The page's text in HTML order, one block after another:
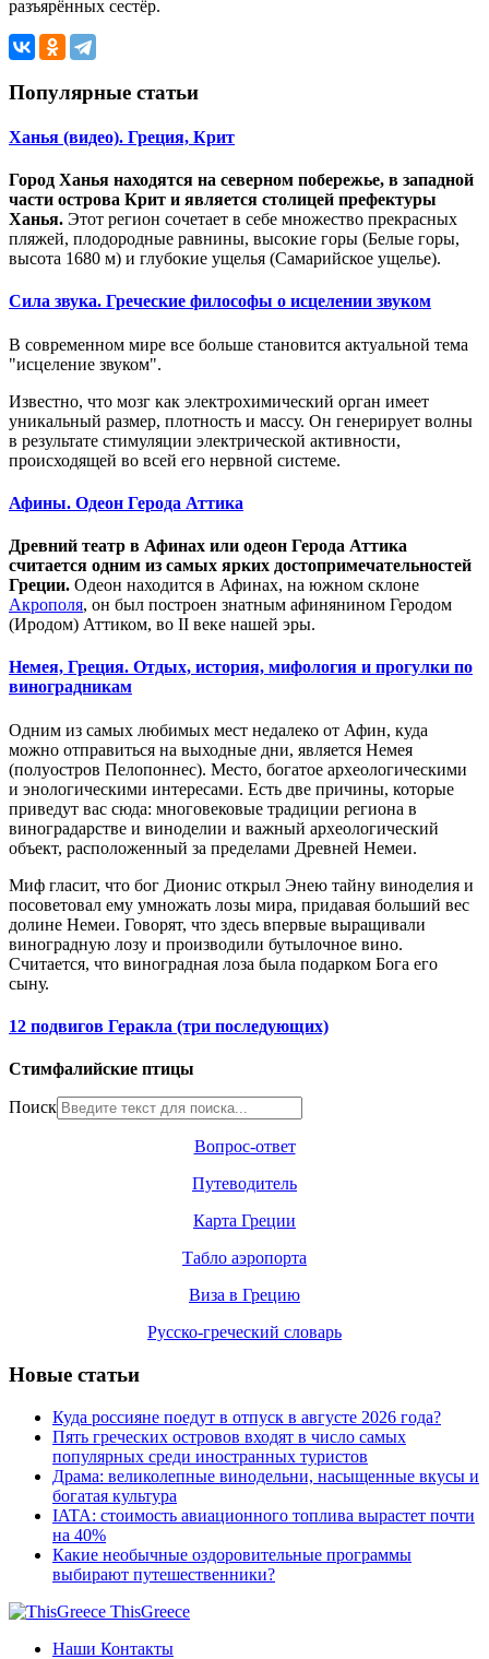
разъярённых сестёр.
Популярные статьи
Ханья (видео). Греция, Крит
Город Ханья находятся на северном побережье, в западной
части острова Крит и является столицей префектуры
Ханья. Этот регион сочетает в себе множество прекрасных
пляжей, плодородные равнины, высокие горы (Белые горы,
высота 1680 м) и глубокие ущелья (Самарийское ущелье).
Сила звука. Греческие философы о исцелении звуком
В современном мире все больше становится актуальной тема
"исцеление звуком".
Известно, что мозг как электрохимический орган имеет
уникальный размер, плотность и массу. Он генерирует волны
в результате стимуляции электрической активности,
происходящей во всей его нервной системе.
Афины. Одеон Герода Аттика
Древний театр в Афинах или одеон Герода Аттика
считается одним из самых ярких достопримечательностей
Греции. Одеон находится в Афинах, на южном склоне
Акрополя, он был построен знатным афинянином Геродом
(Иродом) Аттиком, во II веке нашей эры.
Немея, Греция. Отдых, история, мифология и прогулки по
виноградникам
Одним из самых любимых мест недалеко от Афин, куда
можно отправиться на выходные дни, является Немея
(полуостров Пелопоннес). Место, богатое археологическими
и энологическими интересами. Есть две причины, которые
приведут вас сюда: многовековые традиции региона в
виноградарстве и виноделии и важный археологический
объект, расположенный за пределами Древней Немеи.
Миф гласит, что бог Дионис открыл Энею тайну виноделия и
посоветовал ему умножать лозы мира, придавая больший вес
долине Немеи. Говорят, что здесь впервые выращивали
виноградную лозу и производили бутылочное вино.
Считается, что виноградная лоза была подарком Бога его
сыну.
12 подвигов Геракла (три последующих)
Стимфалийские птицы
Поиск
Вопрос-ответ
Путеводитель
Карта Греции
Табло аэропорта
Виза в Грецию
Русско-греческий словарь
Новые статьи
Куда россияне поедут в отпуск в августе 2026 года?
Пять греческих островов входят в число самых
популярных среди иностранных туристов
Драма: великолепные винодельни, насыщенные вкусы и
богатая культура
IATA: стоимость авиационного топлива вырастет почти
на 40%
Какие необычные оздоровительные программы
выбирают путешественники?
ThisGreece
Наши Контакты